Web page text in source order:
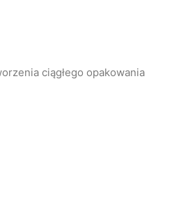
ciągłego opakowania